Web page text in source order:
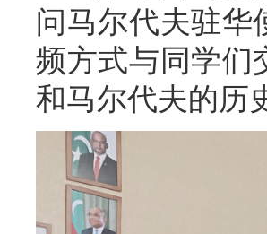
问马尔代夫驻华
频方式与同学们
和马尔代夫的历